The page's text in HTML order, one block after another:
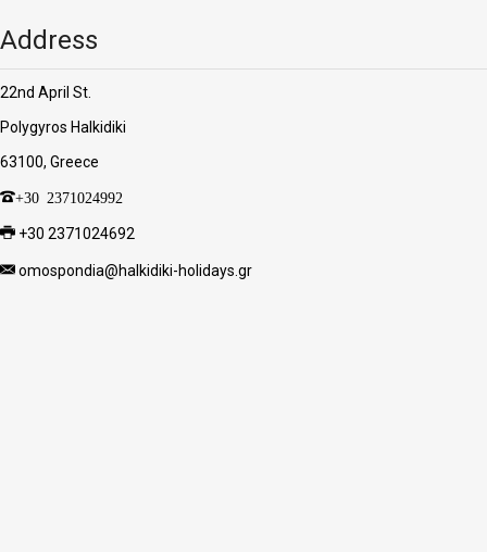
Address
22nd April St.
Polygyros Halkidiki
63100, Greece
+30 2371024992
+30 2371024692
omospondia@halkidiki-holidays.gr